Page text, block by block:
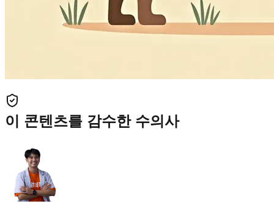
이 콘텐츠를 감수한 수의사